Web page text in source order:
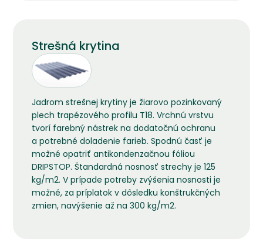
Strešná krytina
Jadrom strešnej krytiny je žiarovo pozinkovaný
plech trapézového profilu T18. Vrchnú vrstvu
tvorí farebný nástrek na dodatočnú ochranu
a potrebné doladenie farieb. Spodnú časť je
možné opatriť antikondenzačnou fóliou
DRIPSTOP. Štandardná nosnosť strechy je 125
kg/m2. V prípade potreby zvýšenia nosnosti je
možné, za príplatok v dôsledku konštrukčných
zmien, navýšenie až na 300 kg/m2.